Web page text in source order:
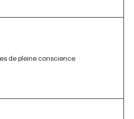
de pleine conscience